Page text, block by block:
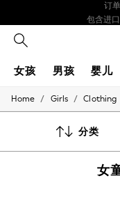
包含进
女孩 男孩 婴儿
GIRLS
0-2 Years
9-11 years
Home / Girls / Clothing
分类
女